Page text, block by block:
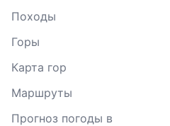
Походы
Горы
Карта гор
Маршруты
Прогноз погоды в